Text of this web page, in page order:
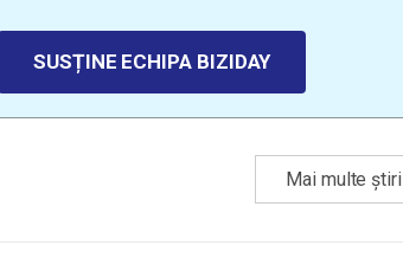
SUSȚINE ECHIPA BIZIDAY
Mai multe știri